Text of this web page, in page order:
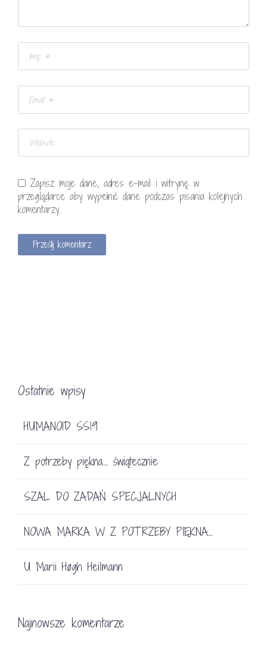
Zapisz moje dane, adres e-mail i witrynę w
przeglądarce aby wypełnić dane podczas pisania kolejnych
komentarzy.
Ostatnie wpisy
HUMANOID SS19
Z potrzeby piękna… świątecznie
SZAL DO ZADAŃ SPECJALNYCH
NOWA MARKA W Z POTRZEBY PIĘKNA…
U Marii Høgh Heilmann
Najnowsze komentarze